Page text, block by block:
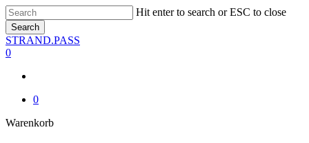
Skip
to
main
content
Hit enter to search or ESC to close
Search
Close
Search
STRAND.PASS
0
0
WarenkorbClose